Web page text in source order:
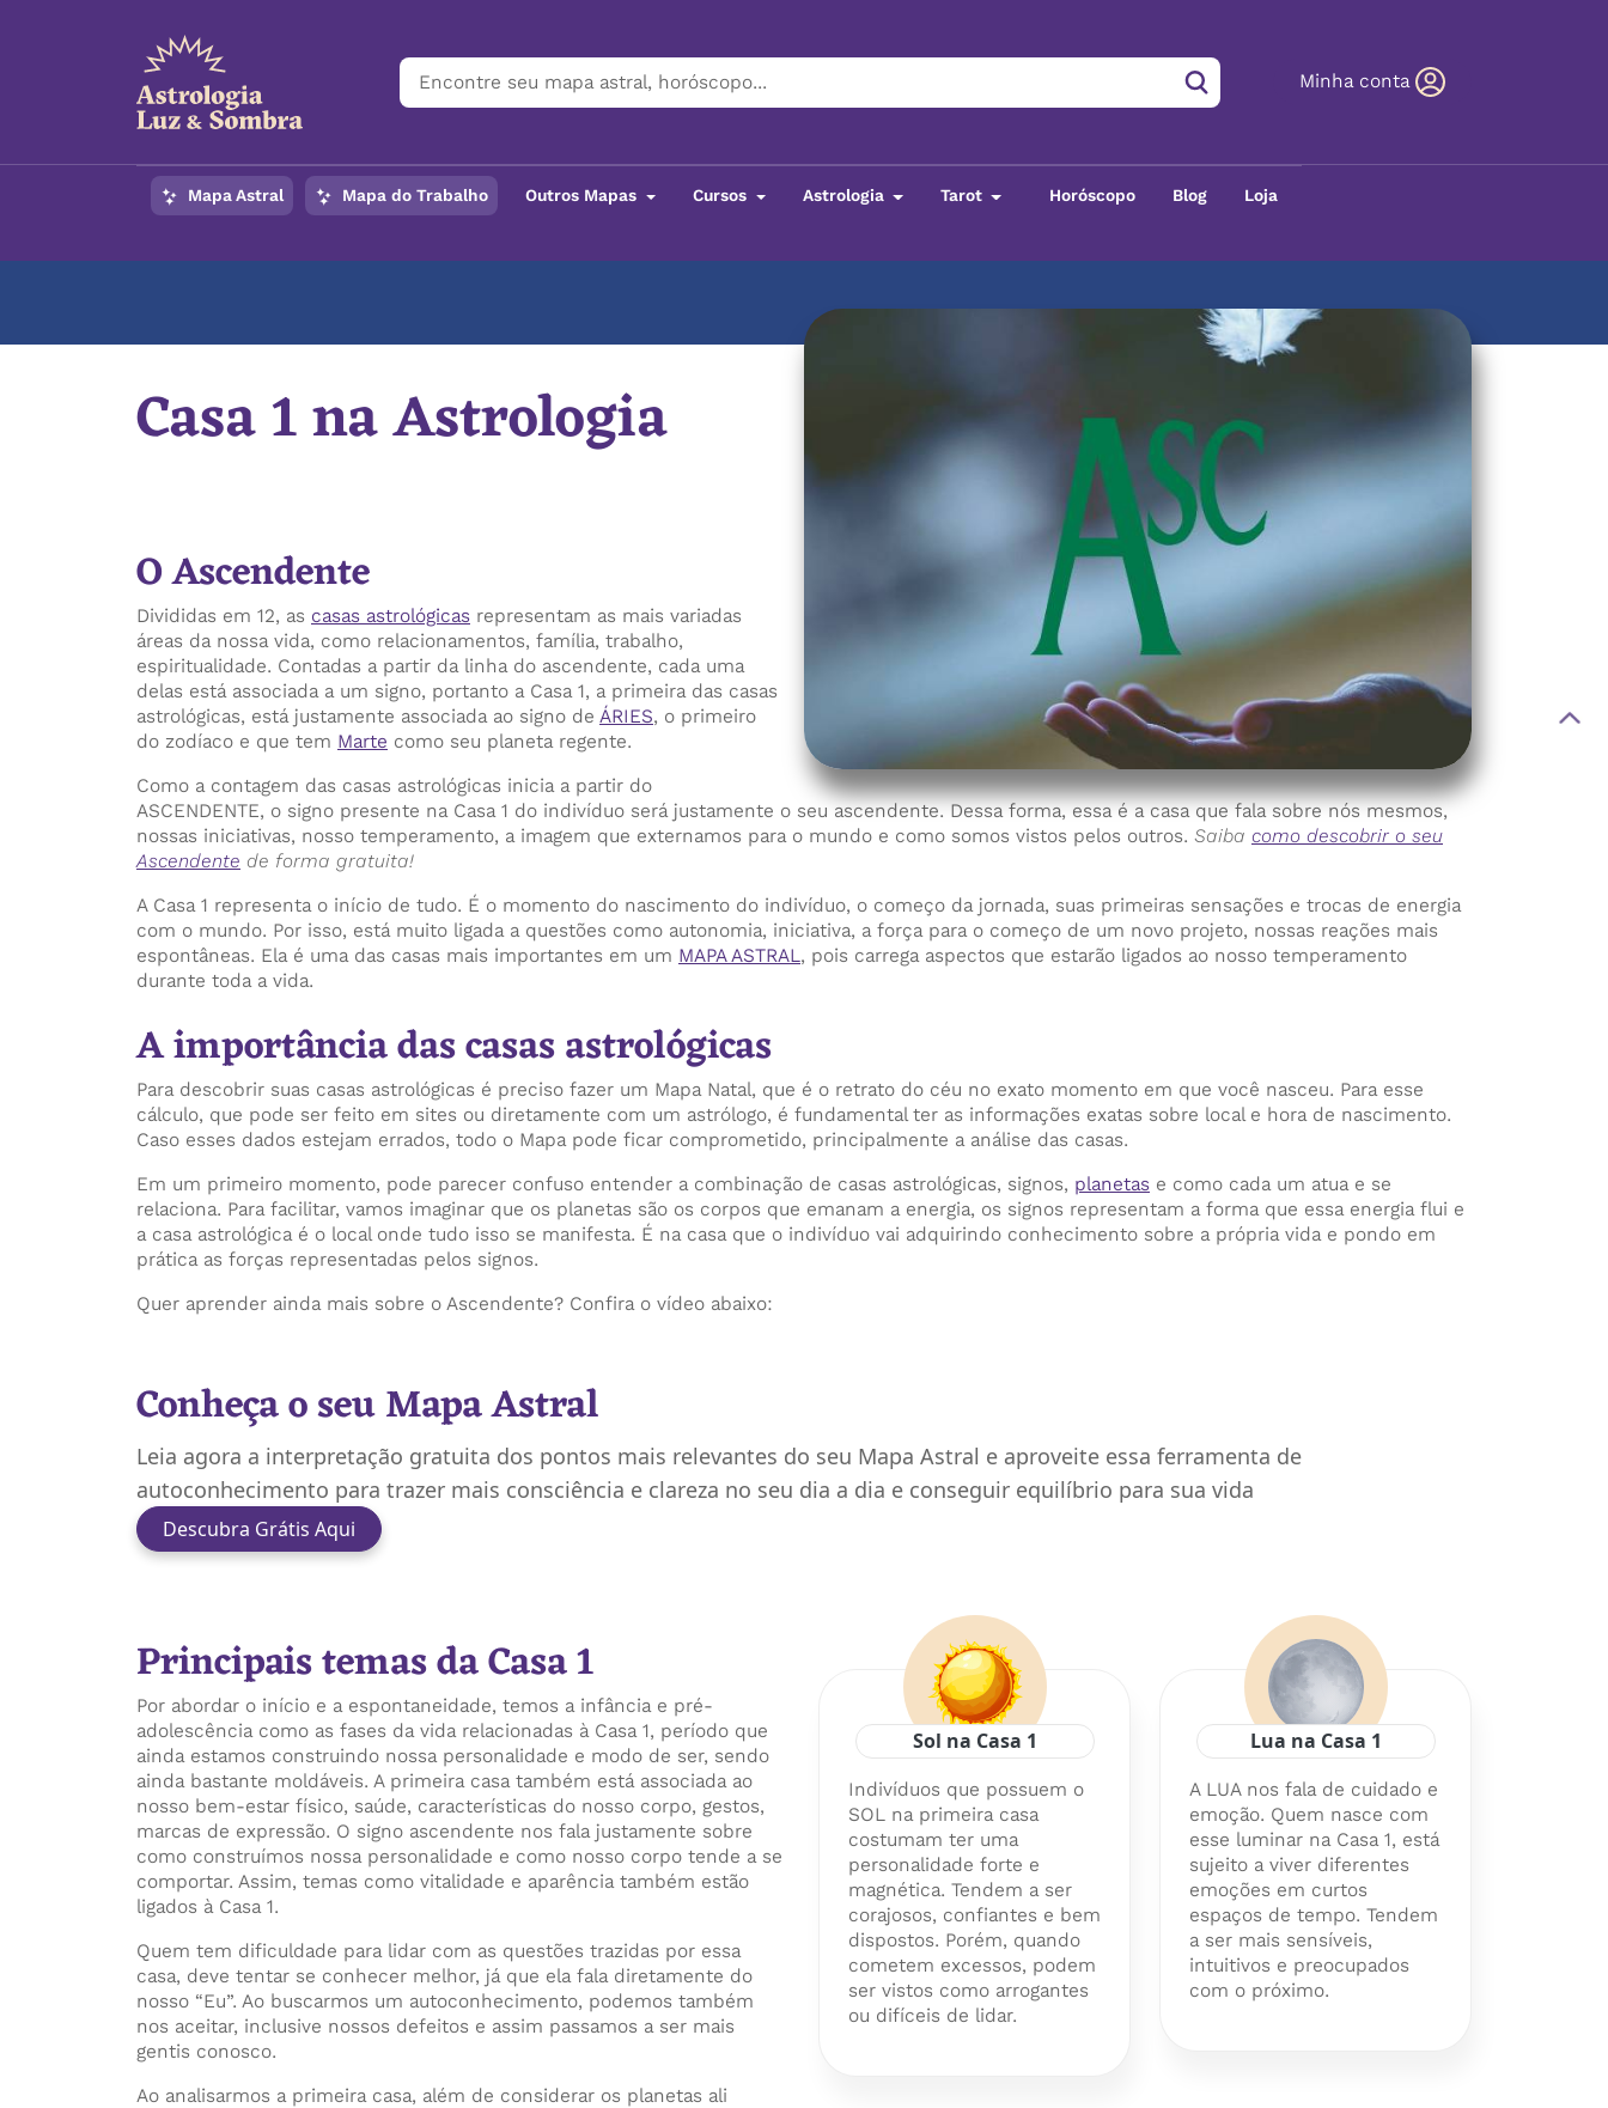
Minha conta
Mapa Astral Mapa do Trabalho Outros Mapas Cursos Astrologia Tarot Horóscopo Blog Loja
Casa 1 na Astrologia
O Ascendente
Divididas em 12, as casas astrológicas representam as mais variadas
áreas da nossa vida, como relacionamentos, família, trabalho,
espiritualidade. Contadas a partir da linha do ascendente, cada uma
delas está associada a um signo, portanto a Casa 1, a primeira das casas
astrológicas, está justamente associada ao signo de ÁRIES, o primeiro
do zodíaco e que tem Marte como seu planeta regente.
Como a contagem das casas astrológicas inicia a partir do
ASCENDENTE, o signo presente na Casa 1 do indivíduo será justamente o seu ascendente. Dessa forma, essa é a casa que fala sobre nós mesmos,
nossas iniciativas, nosso temperamento, a imagem que externamos para o mundo e como somos vistos pelos outros. Saiba como descobrir o seu
Ascendente de forma gratuita!
A Casa 1 representa o início de tudo. É o momento do nascimento do indivíduo, o começo da jornada, suas primeiras sensações e trocas de energia
com o mundo. Por isso, está muito ligada a questões como autonomia, iniciativa, a força para o começo de um novo projeto, nossas reações mais
espontâneas. Ela é uma das casas mais importantes em um MAPA ASTRAL, pois carrega aspectos que estarão ligados ao nosso temperamento
durante toda a vida.
A importância das casas astrológicas
Para descobrir suas casas astrológicas é preciso fazer um Mapa Natal, que é o retrato do céu no exato momento em que você nasceu. Para esse
cálculo, que pode ser feito em sites ou diretamente com um astrólogo, é fundamental ter as informações exatas sobre local e hora de nascimento.
Caso esses dados estejam errados, todo o Mapa pode ficar comprometido, principalmente a análise das casas.
Em um primeiro momento, pode parecer confuso entender a combinação de casas astrológicas, signos, planetas e como cada um atua e se
relaciona. Para facilitar, vamos imaginar que os planetas são os corpos que emanam a energia, os signos representam a forma que essa energia flui e
a casa astrológica é o local onde tudo isso se manifesta. É na casa que o indivíduo vai adquirindo conhecimento sobre a própria vida e pondo em
prática as forças representadas pelos signos.
Quer aprender ainda mais sobre o Ascendente? Confira o vídeo abaixo:
Conheça o seu Mapa Astral
Leia agora a interpretação gratuita dos pontos mais relevantes do seu Mapa Astral e aproveite essa ferramenta de
autoconhecimento para trazer mais consciência e clareza no seu dia a dia e conseguir equilíbrio para sua vida
Descubra Grátis Aqui
Principais temas da Casa 1
Por abordar o início e a espontaneidade, temos a infância e pré-
adolescência como as fases da vida relacionadas à Casa 1, período que
ainda estamos construindo nossa personalidade e modo de ser, sendo
ainda bastante moldáveis. A primeira casa também está associada ao
nosso bem-estar físico, saúde, características do nosso corpo, gestos,
marcas de expressão. O signo ascendente nos fala justamente sobre
como construímos nossa personalidade e como nosso corpo tende a se
comportar. Assim, temas como vitalidade e aparência também estão
ligados à Casa 1.
Quem tem dificuldade para lidar com as questões trazidas por essa
casa, deve tentar se conhecer melhor, já que ela fala diretamente do
nosso “Eu”. Ao buscarmos um autoconhecimento, podemos também
nos aceitar, inclusive nossos defeitos e assim passamos a ser mais
gentis conosco.
Ao analisarmos a primeira casa, além de considerar os planetas ali
Sol na Casa 1
Indivíduos que possuem o
SOL na primeira casa
costumam ter uma
personalidade forte e
magnética. Tendem a ser
corajosos, confiantes e bem
dispostos. Porém, quando
cometem excessos, podem
ser vistos como arrogantes
ou difíceis de lidar.
Lua na Casa 1
A LUA nos fala de cuidado e
emoção. Quem nasce com
esse luminar na Casa 1, está
sujeito a viver diferentes
emoções em curtos
espaços de tempo. Tendem
a ser mais sensíveis,
intuitivos e preocupados
com o próximo.